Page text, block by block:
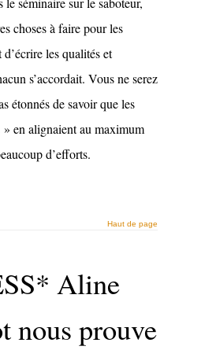
choses à faire pour les
les qualités et
s’accordait. Vous ne serez
étonnés de savoir que les
en alignaient au maximum
d’efforts.
Haut de page
Aline
nous prouve